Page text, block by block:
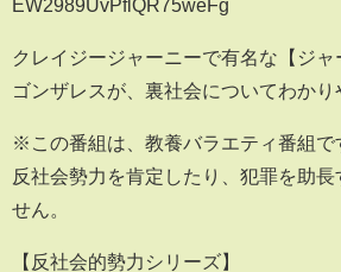
EW2989UvPflQR75weFg
クレイジージャーニーで有名な【ジ
ゴンザレスが、裏社会についてわかり
※この番組は、教養バラエティ番組で
反社会勢力を肯定したり、犯罪を助長
せん。
【反社会的勢力シリーズ】